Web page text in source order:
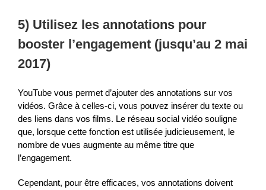
5) Utilisez les annotations pour
booster l’engagement (jusqu’au 2 mai
2017)
YouTube vous permet d’ajouter des annotations sur vos
vidéos. Grâce à celles-ci, vous pouvez insérer du texte ou
des liens dans vos films. Le réseau social vidéo souligne
que, lorsque cette fonction est utilisée judicieusement, le
nombre de vues augmente au même titre que
l’engagement.
Cependant, pour être efficaces, vos annotations doivent